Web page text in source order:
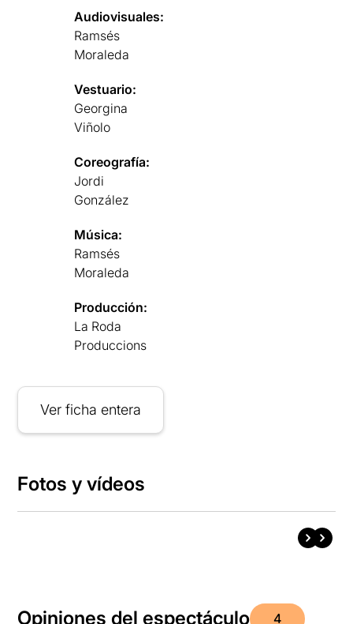
Audiovisuales:
Ramsés
Moraleda
Vestuario:
Georgina
Viñolo
Coreografía:
Jordi
González
Música:
Ramsés
Moraleda
Producción:
La Roda
Produccions
Ver ficha entera
Fotos y vídeos
Opiniones del espectáculo 4